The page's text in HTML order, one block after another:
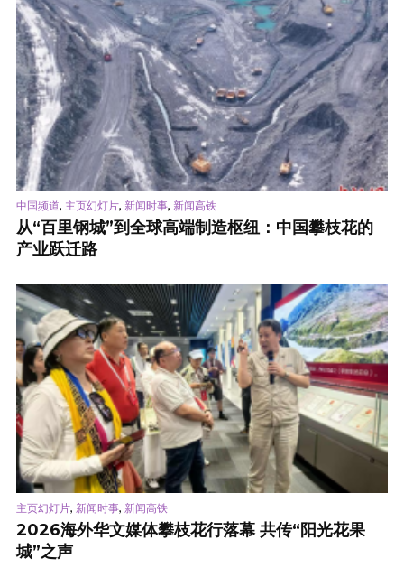
中国频道, 主页幻灯片, 新闻时事, 新闻高铁
从“百里钢城”到全球高端制造枢纽：中国攀枝花的
产业跃迁路
主页幻灯片, 新闻时事, 新闻高铁
2026海外华文媒体攀枝花行落幕 共传“阳光花果
城”之声